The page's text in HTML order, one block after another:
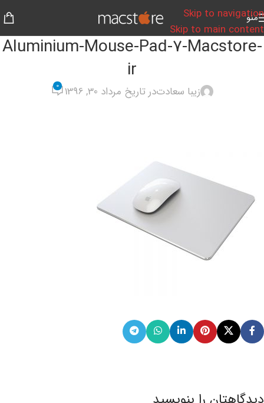
Skip to navigation
Skip to main content
منو
Aluminium-Mouse-Pad-7-Macstore-
ir
زیبا سعادتدر تاریخ مرداد 30, 1396 0